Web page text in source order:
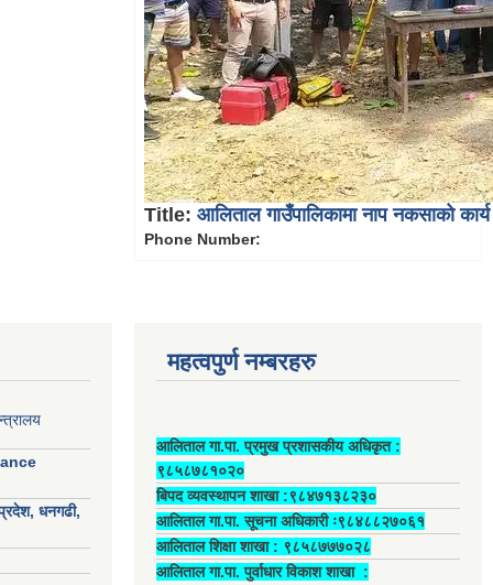
Title: आलिताल गाउँपालिकामा नाप नकसाको
Phone Number:
धनगढी,
महत्वपुर्ण नम्बरहरु
आलिताल गा.पा. प्रमुख प्रशासकीय अधिकृत ‍:
९८५८७८१०२०
बिपद व्यवस्थापन शाखा :९८४७१३८२३०
आलिताल गा.पा. सूचना अधिकारी ः९८४८८२७०६१
आलिताल शिक्षा शाखा : ९८५८७७७०२८
आलिताल गा.पा. पुर्वाधार विकाश शाखा ‍: